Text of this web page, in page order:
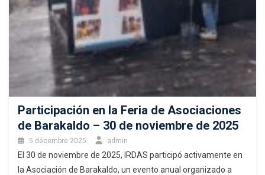
Participación en la Feria de Asociaciones
de Barakaldo – 30 de noviembre de 2025
5 décembre 2025 admin
El 30 de noviembre de 2025, IRDAS participó activamente en
la Asociación de Barakaldo, un evento anual organizado a